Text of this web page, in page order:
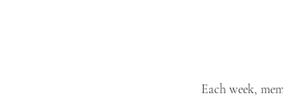
Each week,